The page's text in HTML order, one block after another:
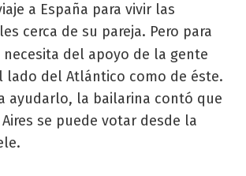
a España para vivir las
cerca de su pareja. Pero para
necesita del apoyo de la gente
lado del Atlántico como de éste.
ayudarlo, la bailarina contó que
se puede votar desde la